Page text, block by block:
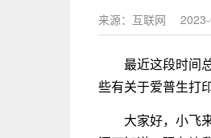
来源：互联网 2023-
最近这段时间
些有关于爱普生打
大家好，小飞